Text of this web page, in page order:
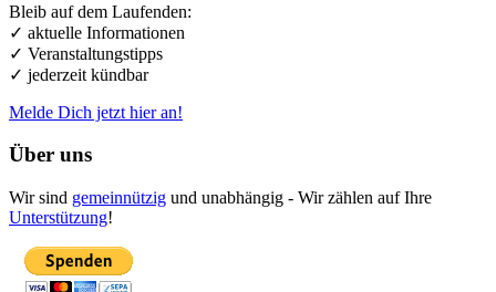
Bleib auf dem Laufenden:
✓ aktuelle Informationen
✓ Veranstaltungstipps
✓ jederzeit kündbar
Melde Dich jetzt hier an!
Über uns
Wir sind gemeinnützig und unabhängig - Wir zählen auf Ihre
Unterstützung!